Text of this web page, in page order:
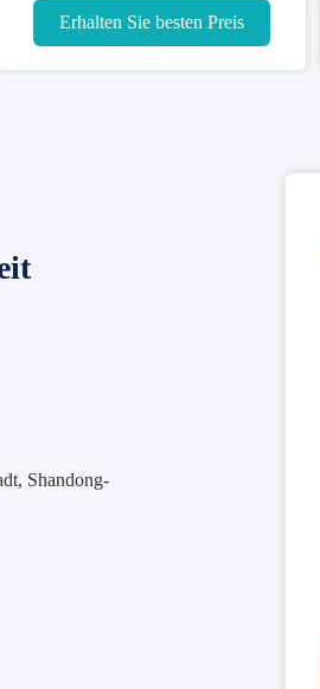
Erhalten Sie besten Preis
Shandong-